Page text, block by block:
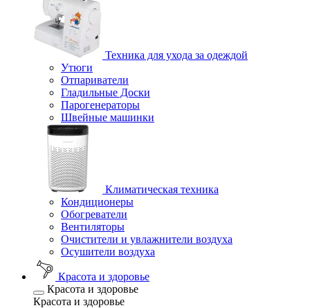
Техника для ухода за одеждой
Утюги
Отпариватели
Гладильные Доски
Парогенераторы
Швейные машинки
Климатическая техника
Кондиционеры
Обогреватели
Вентиляторы
Очистители и увлажнители воздуха
Осушители воздуха
Красота и здоровье
Красота и здоровье
Красота и здоровье